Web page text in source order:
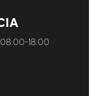
18:00